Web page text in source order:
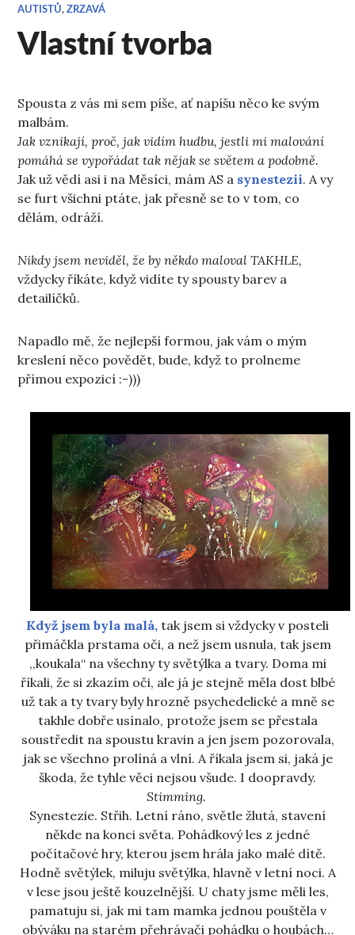
AUTISTŮ,ZRZAVÁ
Vlastní tvorba
Spousta z vás mi sem píše, ať napíšu něco ke svým
malbám.
Jak vznikají, proč, jak vidím hudbu, jestli mi malování
pomáhá se vypořádat tak nějak se světem a podobně.
Jak už vědí asi i na Měsíci, mám AS a synestezii. A vy
se furt všichni ptáte, jak přesně se to v tom, co
dělám, odráží.
Nikdy jsem neviděl, že by někdo maloval TAKHLE,
vždycky říkáte, když vidíte ty spousty barev a
detailíčků.
Napadlo mě, že nejlepší formou, jak vám o mým
kreslení něco povědět, bude, když to prolneme
přímou expozicí :-)))
Když jsem byla malá, tak jsem si vždycky v posteli
přimáčkla prstama oči, a než jsem usnula, tak jsem
,,koukala“ na všechny ty světýlka a tvary. Doma mi
říkali, že si zkazím oči, ale já je stejně měla dost blbé
už tak a ty tvary byly hrozně psychedelické a mně se
takhle dobře usínalo, protože jsem se přestala
soustředit na spoustu kravin a jen jsem pozorovala,
jak se všechno prolíná a vlní. A říkala jsem si, jaká je
škoda, že tyhle věci nejsou všude. I doopravdy.
Stimming.
Synestezie. Střih. Letní ráno, světle žlutá, stavení
někde na konci světa. Pohádkový les z jedné
počítačové hry, kterou jsem hrála jako malé dítě.
Hodně světýlek, miluju světýlka, hlavně v letní noci. A
v lese jsou ještě kouzelnější. U chaty jsme měli les,
pamatuju si, jak mi tam mamka jednou pouštěla v
obýváku na starém přehrávači pohádku o houbách…